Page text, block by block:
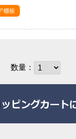
棚板
数量：